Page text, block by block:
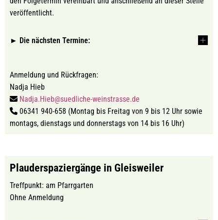
veröffentlicht.
► Die nächsten Termine:
Anmeldung und Rückfragen:
Nadja Hieb
Nadja.Hieb@suedliche-weinstrasse.de
06341 940-658 (Montag bis Freitag von 9 bis 12 Uhr sowie
montags, dienstags und donnerstags von 14 bis 16 Uhr)
Plauderspaziergänge in Gleisweiler
Treffpunkt: am Pfarrgarten
Ohne Anmeldung